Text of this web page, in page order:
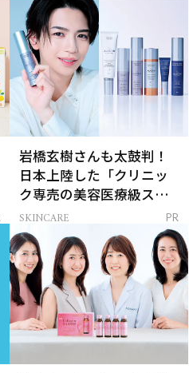
岩橋玄樹さんも太鼓判！
日本上陸した「クリニッ
ク専売の美容医療級スキ
ンケア」
SKINCARE PR